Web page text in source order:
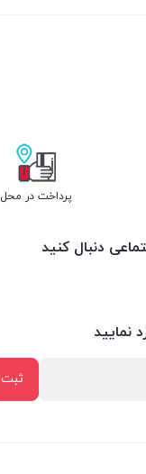
پرداخت در محل
دنبال کنید
نمایید